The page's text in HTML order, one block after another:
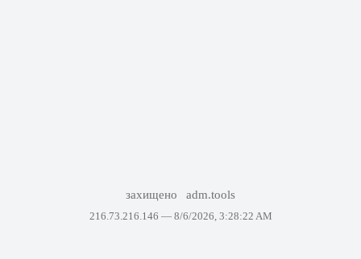
захищено adm.tools
216.73.216.146 — 8/6/2026, 3:28:22 AM